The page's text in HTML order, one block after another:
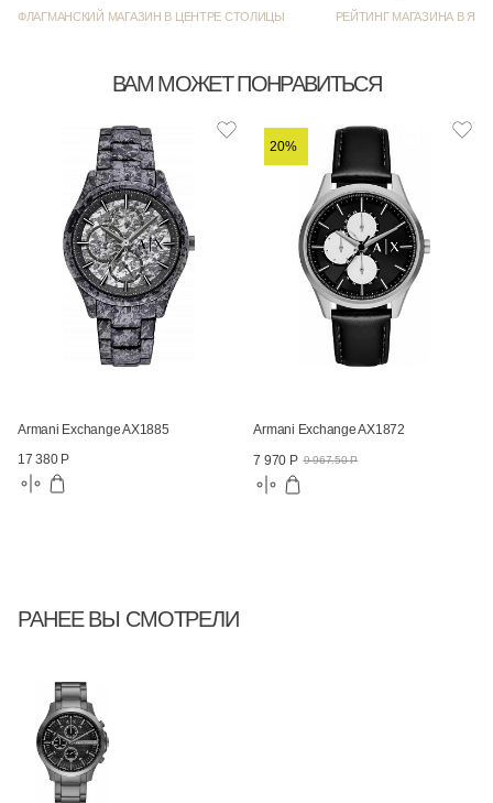
ФЛАГМАНСКИЙ МАГАЗИН В ЦЕНТРЕ СТОЛИЦЫ РЕЙТИНГ МАГАЗИНА В
ВАМ МОЖЕТ ПОНРАВИТЬСЯ
Armani Exchange AX1885
17 380 Р
20%
Armani Exchange AX1872
7 970 Р 9 967.50 Р
РАНЕЕ ВЫ СМОТРЕЛИ